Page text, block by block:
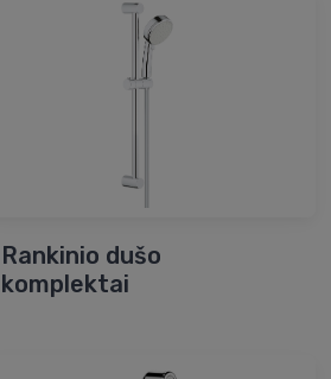
Rankinio dušo
komplektai